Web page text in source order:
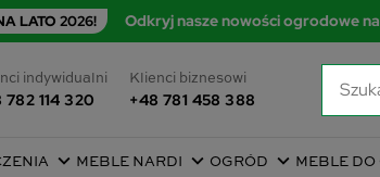
LATO 2026! Odkryj nasze nowości ogrodowe
indywidualni
782 114 320
Klienci biznesowi
+48 781 458 388
MEBLE NARDI OGRÓD MEBLE DO